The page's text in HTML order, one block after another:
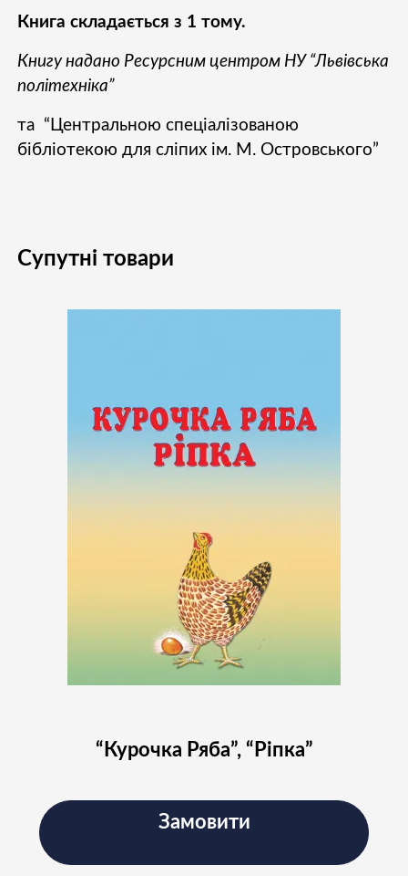
Книга складається з 1 тому.
Книгу надано Ресурсним центром НУ “Львівська
політехніка”
та “Центральною спеціалізованою
бібліотекою для сліпих ім. М. Островського”
Супутні товари
“Курочка Ряба”, “Ріпка”
Замовити